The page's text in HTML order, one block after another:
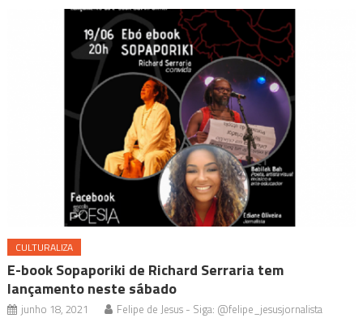
CULTURALIZA
E-book Sopaporiki de Richard Serraria tem
lançamento neste sábado
junho 18, 2021 Felipe de Jesus - Siga: @felipe_jesusjornalista